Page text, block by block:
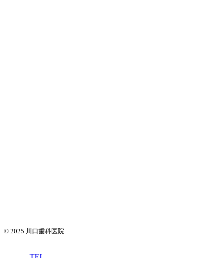
© 2025 川口歯科医院